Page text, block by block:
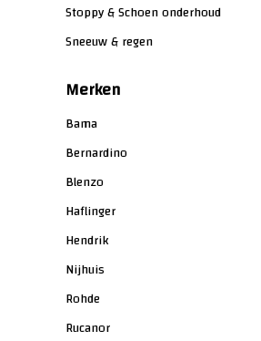
Stoppy & Schoen onderhoud
Sneeuw & regen
Merken
Bama
Bernardino
Blenzo
Haflinger
Hendrik
Nijhuis
Rohde
Rucanor